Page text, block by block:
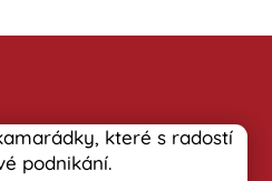
které s radostí
podnikání.